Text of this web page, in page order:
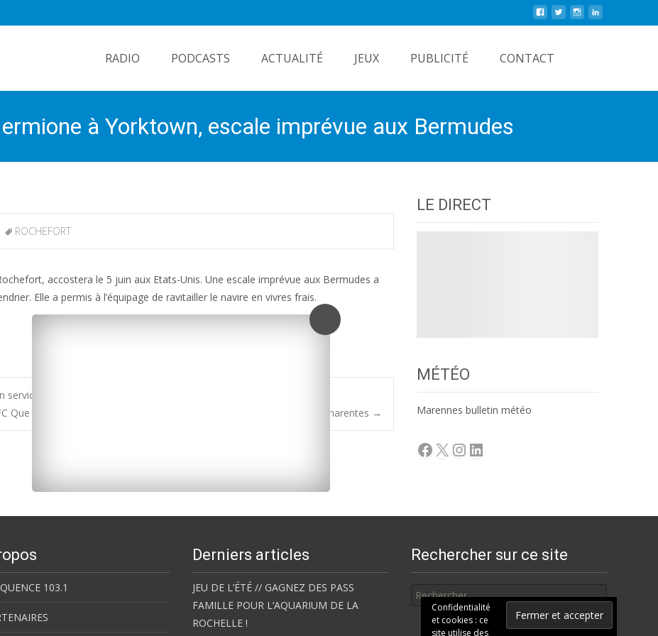
RADIO PODCASTS ACTUALITÉ JEUX PUBLICITÉ CONTACT
à Yorktown, escale imprévue aux Bermudes
ROCHEFORT
accostera le 5 juin aux Etats-Unis. Une escale imprévue aux Bermudes a
Elle a permis à l’équipage de ravitailler le navire en vivres frais.
service de chirurgie avec hospitalisation
Que choisir 17 lance une pétition contre les retards des TER Poitou-Charentes →
LE DIRECT
MÉTÉO
Marennes bulletin météo
Facebook
X Instagram
LinkedIn
103.1
Derniers articles
JEU DE L’ÉTÉ // GAGNEZ DES PASS
FAMILLE POUR L’AQUARIUM DE LA
ROCHELLE !
Rechercher sur ce site
Confidentialité
et cookies : ce
site utilise des